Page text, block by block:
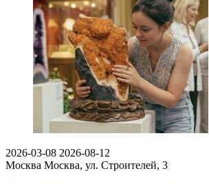
2026-03-08 2026-08-12
Москва Москва, ул. Строителей, 3